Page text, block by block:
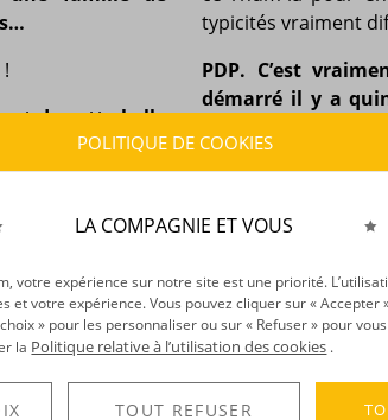
de cette belle
bien connu
plus, comme ça
l’énergie pour
typicités vraiment
PDP. C’est
démarré il y a
terroir, de
on faisait du
traçabilité, ils
d’ensemble.
prestigieux
beaucoup bougé
FD.On est obligé
années, un
l’offre était plus
rhum blanc, un
POLITIQUE DE COOKIES
LA COMPAGNIE ET VOUS
votre expérience sur notre site est une priorité.
et votre expérience. Vous pouvez cliquer sur « Accepter
» pour les personnaliser ou sur « Refuser » pour
la Politique relative à l’utilisation des cookies .
TOUT REFUSER